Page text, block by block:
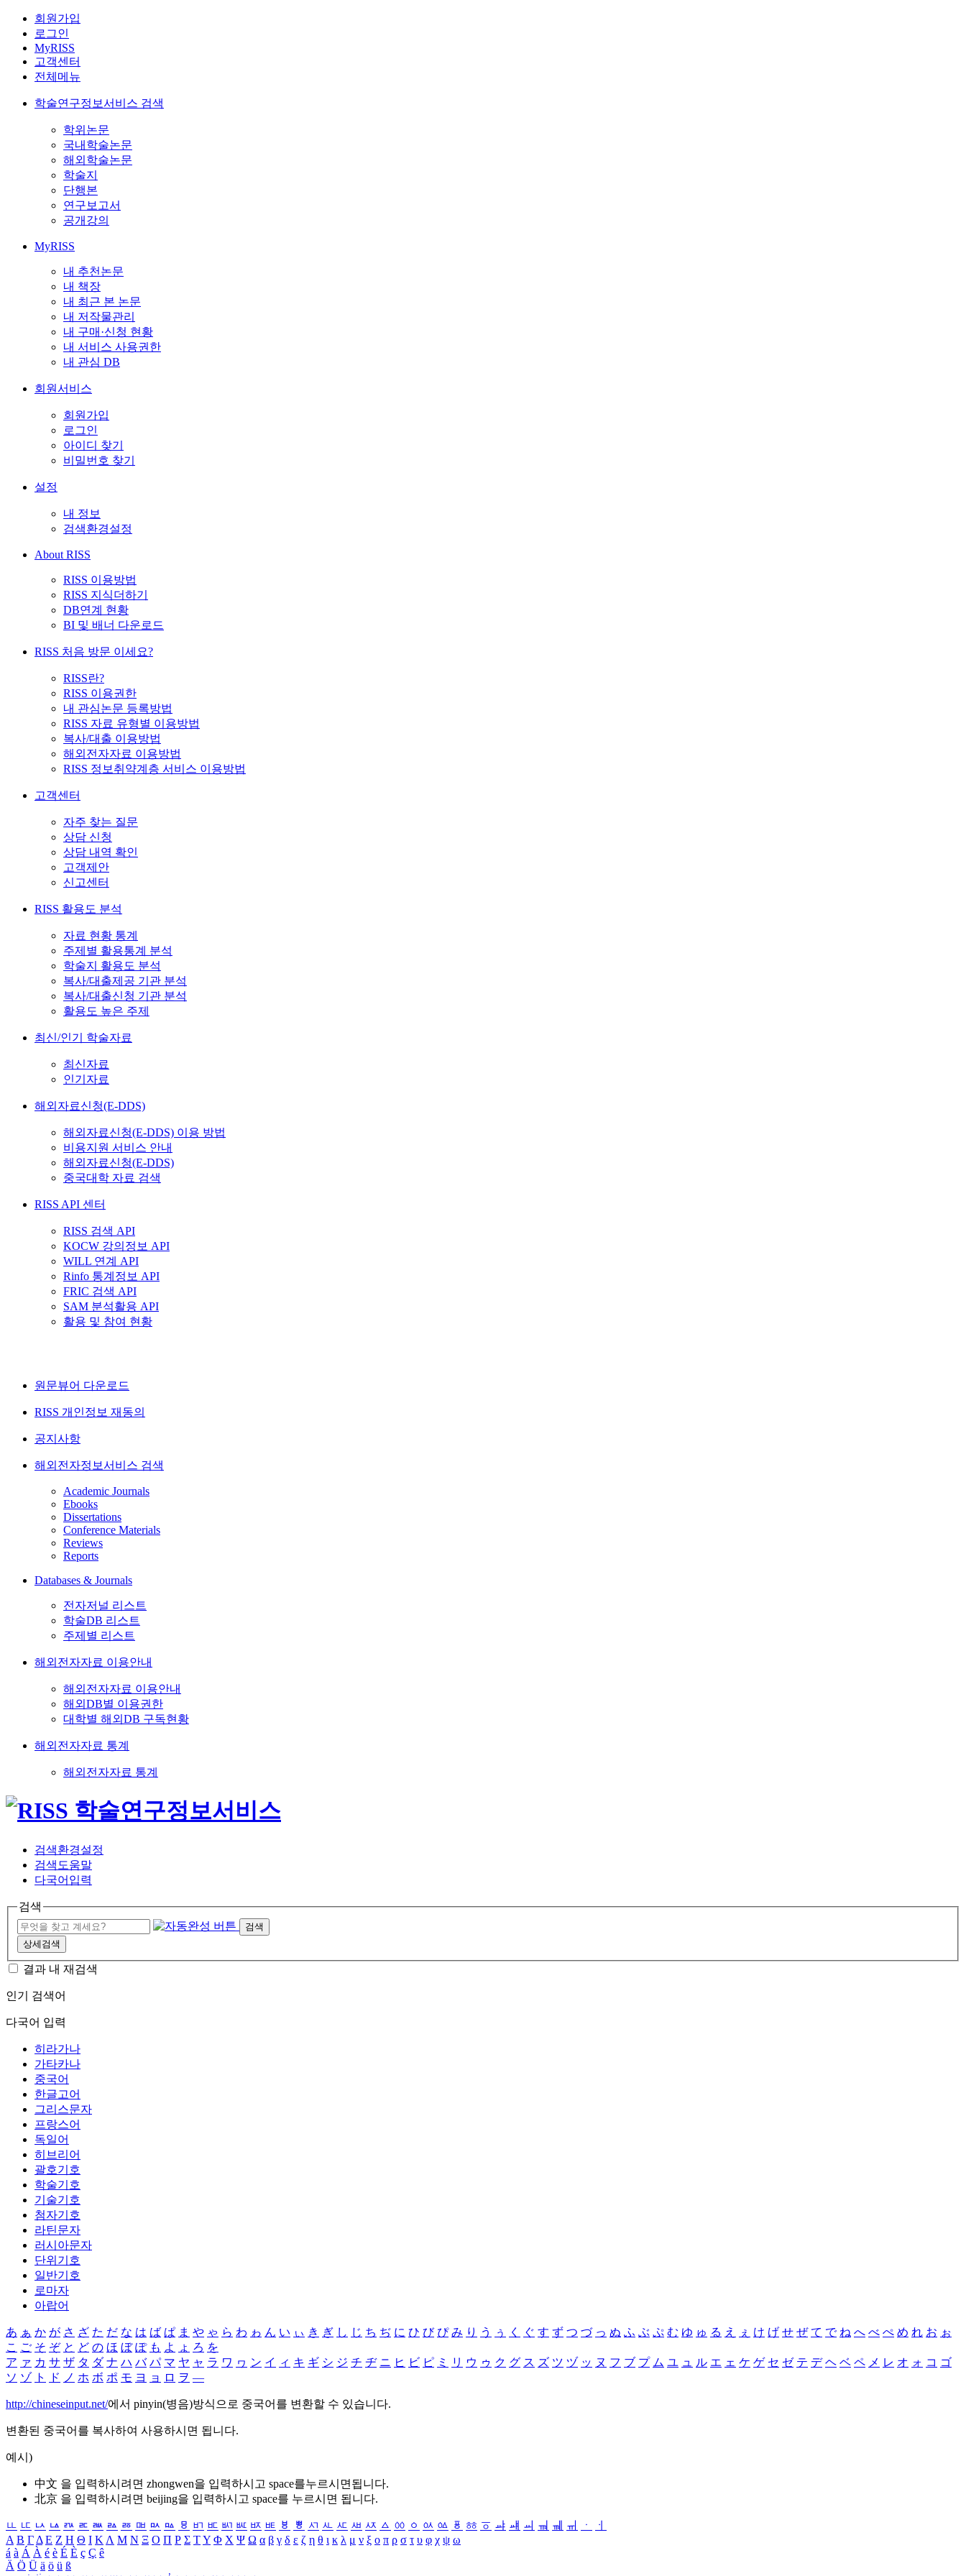
회원가입
로그인
MyRISS
고객센터
전체메뉴
학술연구정보서비스 검색
학위논문
국내학술논문
해외학술논문
학술지
단행본
연구보고서
공개강의
MyRISS
내 추천논문
내 책장
내 최근 본 논문
내 저작물관리
내 구매·신청 현황
내 서비스 사용권한
내 관심 DB
회원서비스
회원가입
로그인
아이디 찾기
비밀번호 찾기
설정
내 정보
검색환경설정
About RISS
RISS 이용방법
RISS 지식더하기
DB연계 현황
BI 및 배너 다운로드
RISS 처음 방문 이세요?
RISS란?
RISS 이용권한
내 관심논문 등록방법
RISS 자료 유형별 이용방법
복사/대출 이용방법
해외전자자료 이용방법
RISS 정보취약계층 서비스 이용방법
고객센터
자주 찾는 질문
상담 신청
상담 내역 확인
고객제안
신고센터
RISS 활용도 분석
자료 현황 통계
주제별 활용통계 분석
학술지 활용도 분석
복사/대출제공 기관 분석
복사/대출신청 기관 분석
활용도 높은 주제
최신/인기 학술자료
최신자료
인기자료
해외자료신청(E-DDS)
해외자료신청(E-DDS) 이용 방법
비용지원 서비스 안내
해외자료신청(E-DDS)
중국대학 자료 검색
RISS API 센터
RISS 검색 API
KOCW 강의정보 API
WILL 연계 API
Rinfo 통계정보 API
FRIC 검색 API
SAM 분석활용 API
활용 및 참여 현황
원문뷰어 다운로드
RISS 개인정보 재동의
공지사항
해외전자정보서비스 검색
Academic Journals
Ebooks
Dissertations
Conference Materials
Reviews
Reports
Databases & Journals
전자저널 리스트
학술DB 리스트
주제별 리스트
해외전자자료 이용안내
해외전자자료 이용안내
해외DB별 이용권한
대학별 해외DB 구독현황
해외전자자료 통계
해외전자자료 통계
검색환경설정
검색도움말
다국어입력
검색
검색
상세검색
결과 내 재검색
인기 검색어
다국어 입력
히라가나
가타카나
중국어
한글고어
그리스문자
프랑스어
독일어
히브리어
괄호기호
학술기호
기술기호
첨자기호
라틴문자
러시아문자
단위기호
일반기호
로마자
아랍어
あ ぁ か が さ ざ た だ な は ば ぱ ま や ゃ ら わ ゎ ん い ぃ き ぎ し じ ち ぢ に ひ び ぴ み り う ぅ く ぐ す ず つ づ っ ぬ ふ ぶ ぷ む ゆ ゅ る え ぇ け げ せ ぜ て で ね へ べ ぺ め れ お ぉ
こ ご そ ぞ と ど の ほ ぼ ぽ も よ ょ ろ を
ア ァ カ サ ザ タ ダ ナ ハ バ パ マ ヤ ャ ラ ワ ヮ ン イ ィ キ ギ シ ジ チ ヂ ニ ヒ ビ ピ ミ リ ウ ゥ ク グ ス ズ ツ ヅ ッ ヌ フ ブ プ ム ユ ュ ル エ ェ ケ ゲ セ ゼ テ デ ヘ ベ ペ メ レ オ ォ コ ゴ
ソ ゾ ト ド ノ ホ ボ ポ モ ヨ ョ ロ ヲ ―
http://chineseinput.net/에서 pinyin(병음)방식으로 중국어를 변환할 수 있습니다.
변환된 중국어를 복사하여 사용하시면 됩니다.
예시)
中文 을 입력하시려면 zhongwen을 입력하시고 space를누르시면됩니다.
北京 을 입력하시려면 beijing을 입력하시고 space를 누르시면 됩니다.
ㅥ ㅦ ㅧ ㅨ ㅩ ㅪ ㅫ ㅬ ㅭ ㅮ ㅯ ㅰ ㅱ ㅲ ㅳ ㅴ ㅵ ㅶ ㅷ ㅸ ㅹ ㅺ ㅻ ㅼ ㅽ ㅾ ㅿ ㆀ ㆁ ㆂ ㆃ ㆄ ㆅ ㆆ ㆇ ㆈ ㆉ ㆊ ㆋ ㆌ ㆍ
ㆎ
Α Β ΓΔ Ε Ζ Η Θ Ι ΚΛ Μ Ν Ξ Ο Π Ρ Σ ΤΥ Φ Χ Ψ Ω α β γ δ ε ζ η θ ι κ λ μ ν ξ ο π ρ σ τ υ φ χ ψ ω
á à Á À é è É È ç Ç ê
Ä Ö Ü ä ö ü ß